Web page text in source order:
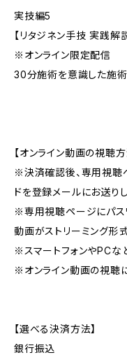
実技編5
【リタジネン手技 実践解
※オンライン限定配信
30分施術を意識した施
【オンライン動画の視聴方
※決済確認後、専用視聴
ドを登録メールにお送り
※専用視聴ページにパス
動画がストリーミング形
※スマートフォンやPC
※オンライン動画の視聴
【選べる決済方法】
銀行振込